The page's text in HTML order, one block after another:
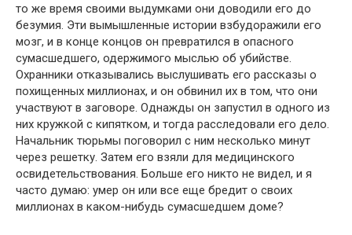
то же время своими выдумками они доводили его до
безумия. Эти вымышленные истории взбудоражили его
мозг, и в конце концов он превратился в опасного
сумасшедшего, одержимого мыслью об убийстве.
Охранники отказывались выслушивать его рассказы о
похищенных миллионах, и он обвинил их в том, что они
участвуют в заговоре. Однажды он запустил в одного из
них кружкой с кипятком, и тогда расследовали его дело.
Начальник тюрьмы поговорил с ним несколько минут
через решетку. Затем его взяли для медицинского
освидетельствования. Больше его никто не видел, и я
часто думаю: умер он или все еще бредит о своих
миллионах в каком-нибудь сумасшедшем доме?